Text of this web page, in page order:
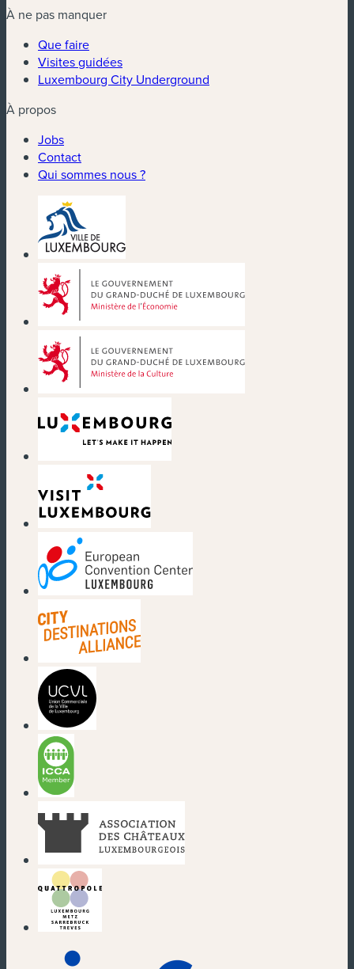
À ne pas manquer
Que faire
Visites guidées
Luxembourg City Underground
À propos
Jobs
Contact
Qui sommes nous ?